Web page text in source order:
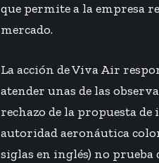
que permite a la empresa
mercado.
La acción de Viva Air
atender unas de las
rechazo de la propuesta
autoridad aeronáutica
siglas en inglés) no